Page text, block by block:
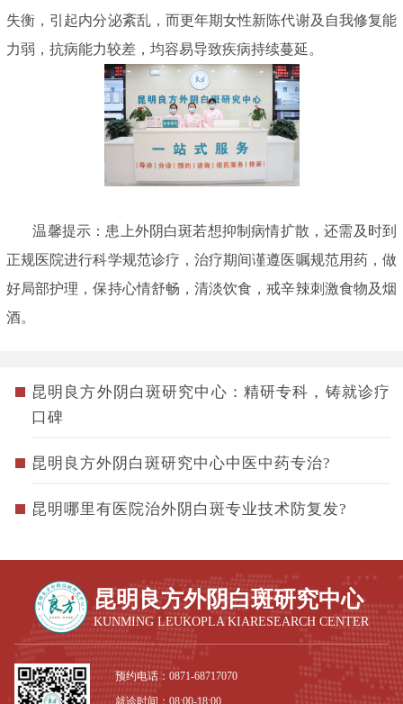
失衡，引起内分泌紊乱，而更年期女性新陈代谢及自我修复能
力弱，抗病能力较差，均容易导致疾病持续蔓延。
温馨提示：患上外阴白斑若想抑制病情扩散，还需及时到
正规医院进行科学规范诊疗，治疗期间谨遵医嘱规范用药，做
好局部护理，保持心情舒畅，清淡饮食，戒辛辣刺激食物及烟
酒。
昆明良方外阴白斑研究中心：精研专科，铸就诊疗
口碑
昆明良方外阴白斑研究中心中医中药专治?
昆明哪里有医院治外阴白斑专业技术防复发?
昆明良方外阴白斑研究中心
KUNMING LEUKOPLA KIARESEARCH CENTER
预约电话：0871-68717070
就诊时间：08:00-18:00